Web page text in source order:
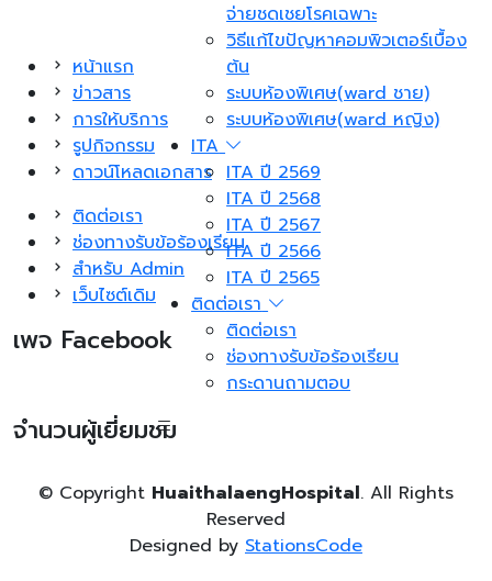
จ่ายชดเชยโรคเฉพาะ
วิธีแก้ไขปัญหาคอมพิวเตอร์เบื้อง
ต้น
ระบบห้องพิเศษ(ward ชาย)
ระบบห้องพิเศษ(ward หญิง)
ITA
ITA ปี 2569
ITA ปี 2568
ITA ปี 2567
ITA ปี 2566
ITA ปี 2565
ติดต่อเรา
ติดต่อเรา
ช่องทางรับข้อร้องเรียน
กระดานถามตอบ
หน้าแรก
ข่าวสาร
การให้บริการ
รูปกิจกรรม
ดาวน์โหลดเอกสาร
ติดต่อเรา
ช่องทางรับข้อร้องเรียน
สำหรับ Admin
เว็บไซต์เดิม
เพจ Facebook
จำนวนผู้เยี่ยมชม
© Copyright HuaithalaengHospital. All Rights
Reserved
Designed by StationsCode